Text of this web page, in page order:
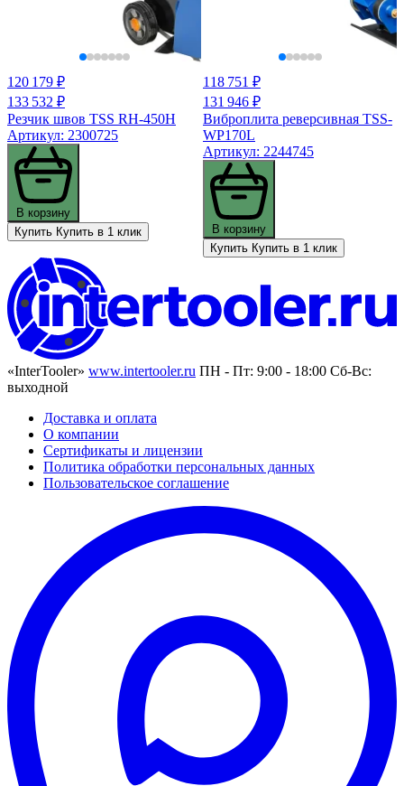
120 179 ₽
133 532 ₽
Резчик швов TSS RH-450H
Артикул: 2300725
В корзину
Купить Купить в 1 клик
118 751 ₽
131 946 ₽
Виброплита реверсивная TSS-
WP170L
Артикул: 2244745
В корзину
Купить Купить в 1 клик
«InterTooler» www.intertooler.ru ПН - Пт: 9:00 - 18:00 Сб-Вс:
выходной
Доставка и оплата
О компании
Сертификаты и лицензии
Политика обработки персональных данных
Пользовательское соглашение